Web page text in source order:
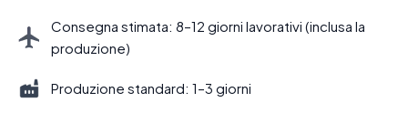
Consegna stimata: 8–12 giorni lavorativi (inclusa la
produzione)
Produzione standard: 1–3 giorni